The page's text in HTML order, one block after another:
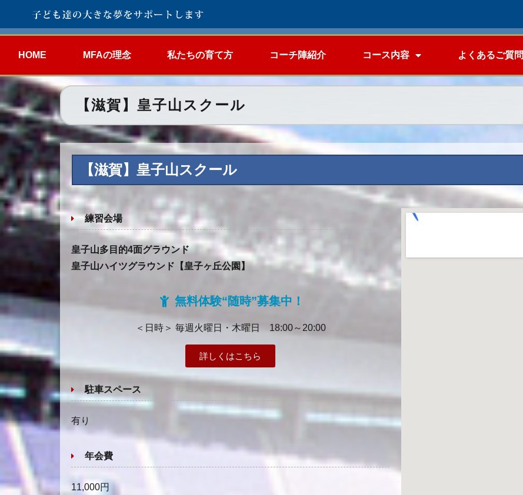
HOME MFAの理念 私たちの育て方 コーチ陣紹介 コース内容 よくあるご質問
【滋賀】皇子山スクール
【滋賀】皇子山スクール
練習会場
皇子山多目的4面グラウンド
皇子山ハイツグラウンド【皇子ヶ丘公園】
無料体験“随時”募集中！
＜日時＞ 毎週火曜日・木曜日 18:00～20:00
詳しくはこちら
駐車スペース
有り
年会費
11,000円